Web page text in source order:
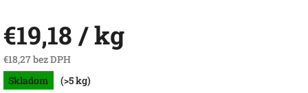
€19,18 / kg
€18,27 bez DPH
Jednotková
cena:
Skladom (>5 kg)